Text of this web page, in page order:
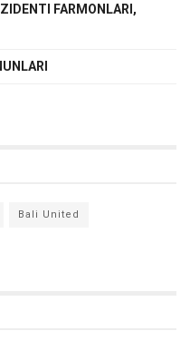
FARMONLARI,
Bali United